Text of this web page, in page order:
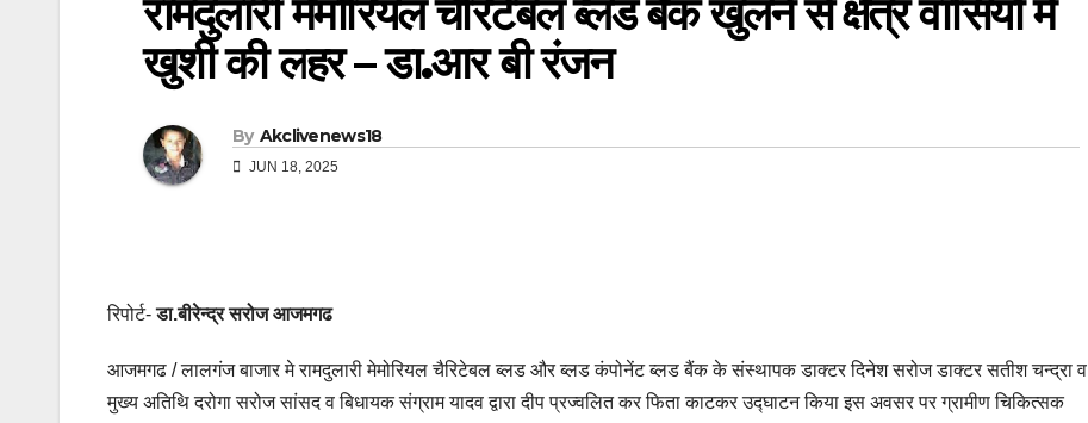
रामदुलारी मेमोरियल चैरिटेबल ब्लड बैंक खुलने से क्षेत्र वासियो मे
खुशी की लहर – डा.आर बी रंजन
By Akclivenews18
JUN 18, 2025
रिपोर्ट-डा.बीरेन्द्र सरोज आजमगढ
आजमगढ / लालगंज बाजार मे रामदुलारी मेमोरियल चैरिटेबल ब्लड और ब्लड कंपोनेंट ब्लड बैंक के संस्थापक डाक्टर दिनेश सरोज डाक्टर सतीश चन्द्रा व
मुख्य अतिथि दरोगा सरोज सांसद व बिधायक संग्राम यादव द्वारा दीप प्रज्वलित कर फिता काटकर उद्घाटन किया इस अवसर पर ग्रामीण चिकित्सक